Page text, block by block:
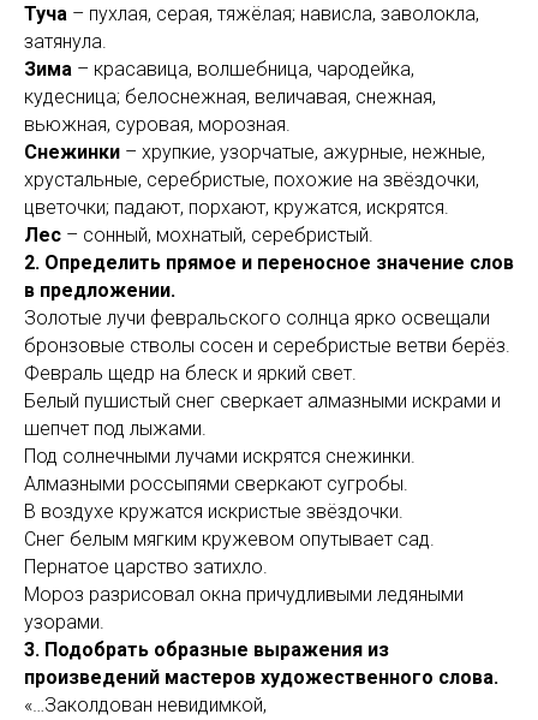
Туча – пухлая, серая, тяжёлая; нависла, заволокла,
затянула.
Зима – красавица, волшебница, чародейка,
кудесница; белоснежная, величавая, снежная,
вьюжная, суровая, морозная.
Снежинки – хрупкие, узорчатые, ажурные, нежные,
хрустальные, серебристые, похожие на звёздочки,
цветочки; падают, порхают, кружатся, искрятся.
Лес – сонный, мохнатый, серебристый.
2. Определить прямое и переносное значение слов
в предложении.
Золотые лучи февральского солнца ярко освещали
бронзовые стволы сосен и серебристые ветви берёз.
Февраль щедр на блеск и яркий свет.
Белый пушистый снег сверкает алмазными искрами и
шепчет под лыжами.
Под солнечными лучами искрятся снежинки.
Алмазными россыпями сверкают сугробы.
В воздухе кружатся искристые звёздочки.
Снег белым мягким кружевом опутывает сад.
Пернатое царство затихло.
Мороз разрисовал окна причудливыми ледяными
узорами.
3. Подобрать образные выражения из
произведений мастеров художественного слова.
«…Заколдован невидимкой,